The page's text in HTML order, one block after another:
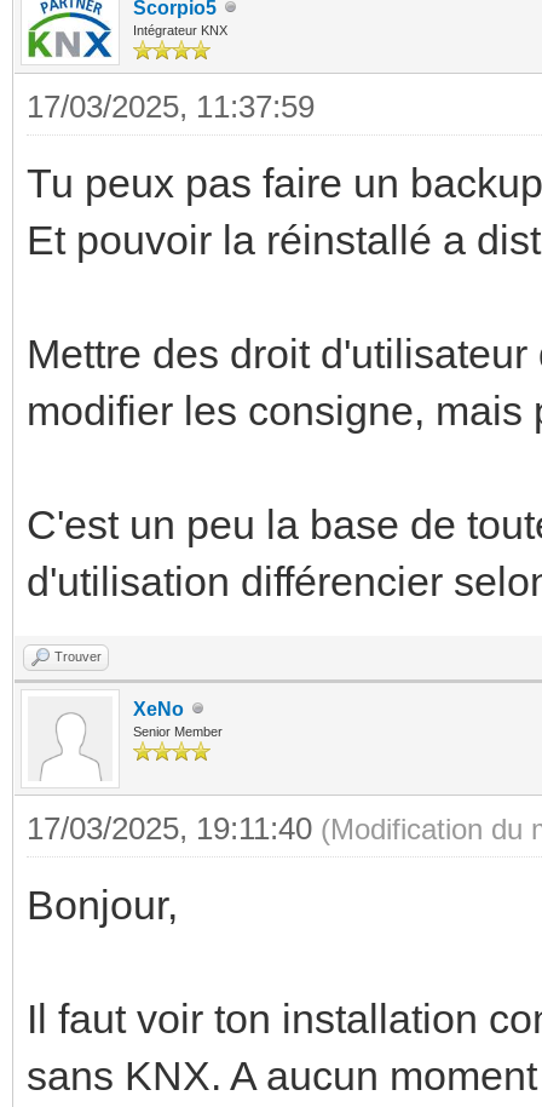
Scorpio5
Intégrateur KNX
17/03/2025, 11:37:59
Tu peux pas faire un
Et pouvoir la réinstallé a
Mettre des droit
modifier les consigne, mais
C'est un peu la base de
d'utilisation différencier
Trouver
XeNo
Senior Member
17/03/2025, 19:11:40 (Modification du
Bonjour,
Il faut voir ton installation
sans KNX. A aucun